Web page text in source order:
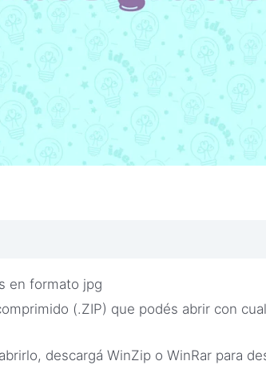
en formato jpg
(.ZIP) que podés abrir con
descargá WinZip o WinRar para